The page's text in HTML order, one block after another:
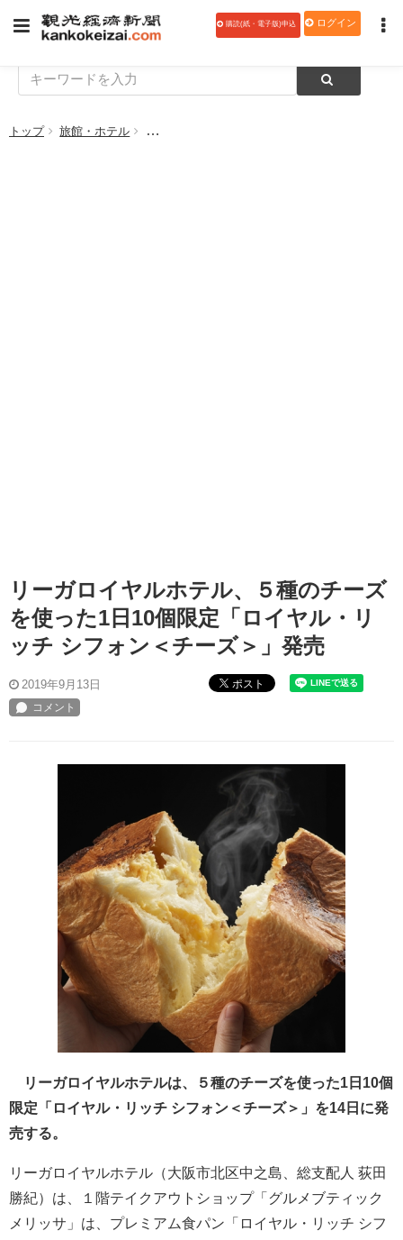
購読(紙・電子版)申込 ログイン
トップ 旅館・ホテル リーガロイヤルホテル、５種のチーズを使った
リーガロイヤルホテル、５種のチーズ
を使った1日10個限定「ロイヤル・リ
ッチ シフォン＜チーズ＞」発売
2019年9月13日 ポスト
リーガロイヤルホテルは、５種のチーズを使った1日10個
限定「ロイヤル・リッチ シフォン＜チーズ＞」を14日に発
売する。
リーガロイヤルホテル（大阪市北区中之島、総支配人 荻田
勝紀）は、１階テイクアウトショップ「グルメブティック
メリッサ」は、プレミアム食パン「ロイヤル・リッチ シフ